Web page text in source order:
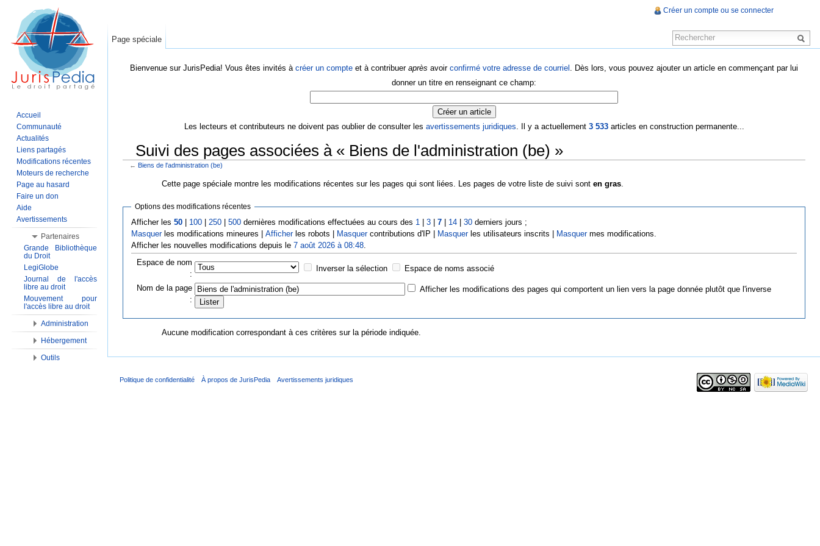
Bienvenue sur JurisPedia! Vous êtes invités à créer un compte et à contribuer après avoir confirmé votre adresse de courriel . Dès lors, vous pouvez ajouter un article en commençant par lui
donner un titre en renseignant ce champ:
Les lecteurs et contributeurs ne doivent pas oublier de consulter les avertissements juridiques. Il y a actuellement 3 533articles en construction permanente...
Suivi des pages associées à « Biens de l'administration (be) »
← Biens de l'administration (be)
Cette page spéciale montre les modifications récentes sur les pages qui sont liées. Les pages de votre liste de suivi sont en gras.
Options des modifications récentes
Afficher les 50| 100| 250| 500dernières modifications effectuées au cours des 1| 3| 7| 14| 30derniers jours ;
Masquerles modifications mineures | Afficherles robots | Masquercontributions d'IP | Masquerles utilisateurs inscrits | Masquermes modifications.
Afficher les nouvelles modifications depuis le 7 août 2026 à 08:48.
Espace de nom
:
Inverser la sélection Espace de noms associé
Nom de la page
:
Afficher les modifications des pages qui comportent un lien vers la page donnée plutôt que l'inverse
Aucune modification correspondant à ces critères sur la période indiquée.
Créer un compte ou se connecter
Page spéciale
Accueil
Communauté
Actualités
Liens partagés
Modifications récentes
Moteurs de recherche
Page au hasard
Faire un don
Aide
Avertissements
Partenaires
Grande Bibliothèque
du Droit
LegiGlobe
Journal de l'accès
libre au droit
Mouvement pour
l'accès libre au droit
Administration
Hébergement
Outils
Politique de confidentialité À propos de JurisPedia Avertissements juridiques